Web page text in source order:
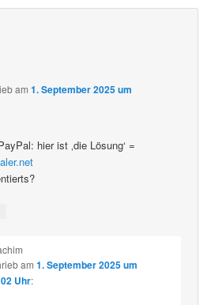
am1. September 2025 um
hier ist ‚die Lösung‘ =
am 1. September 2025 um
Uhr: